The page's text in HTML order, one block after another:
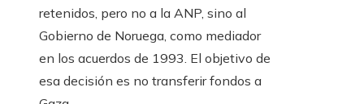
retenidos, pero no a la ANP, sino al
Gobierno de Noruega, como mediador
en los acuerdos de 1993. El objetivo de
esa decisión es no transferir fondos a